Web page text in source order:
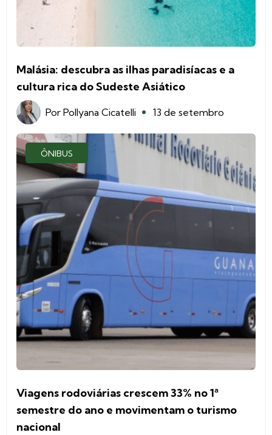
Malásia: descubra as ilhas paradisíacas e a
cultura rica do Sudeste Asiático
Por Pollyana Cicatelli 13 de setembro
ÔNIBUS
Viagens rodoviárias crescem 33% no 1ª
semestre do ano e movimentam o turismo
nacional